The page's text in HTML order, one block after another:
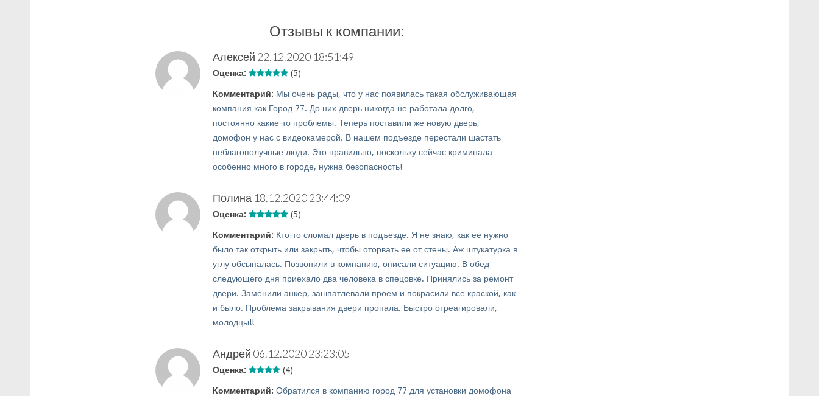
Отзывы к компании:
Алексей 22.12.2020 18:51:49
Оценка: (5)
Комментарий: Мы очень рады, что у нас появилась такая обслуживающая
компания как Город 77. До них дверь никогда не работала долго,
постоянно какие-то проблемы. Теперь поставили же новую дверь,
домофон у нас с видеокамерой. В нашем подъезде перестали шастать
неблагополучные люди. Это правильно, поскольку сейчас криминала
особенно много в городе, нужна безопасность!
Полина 18.12.2020 23:44:09
Оценка: (5)
Комментарий: Кто-то сломал дверь в подъезде. Я не знаю, как ее нужно
было так открыть или закрыть, чтобы оторвать ее от стены. Аж штукатурка в
углу обсыпалась. Позвонили в компанию, описали ситуацию. В обед
следующего дня приехало два человека в спецовке. Принялись за ремонт
двери. Заменили анкер, зашпатлевали проем и покрасили все краской, как
и было. Проблема закрывания двери пропала. Быстро отреагировали,
молодцы!!
Андрей 06.12.2020 23:23:05
Оценка: (4)
Комментарий: Обратился в компанию город 77 для установки домофона